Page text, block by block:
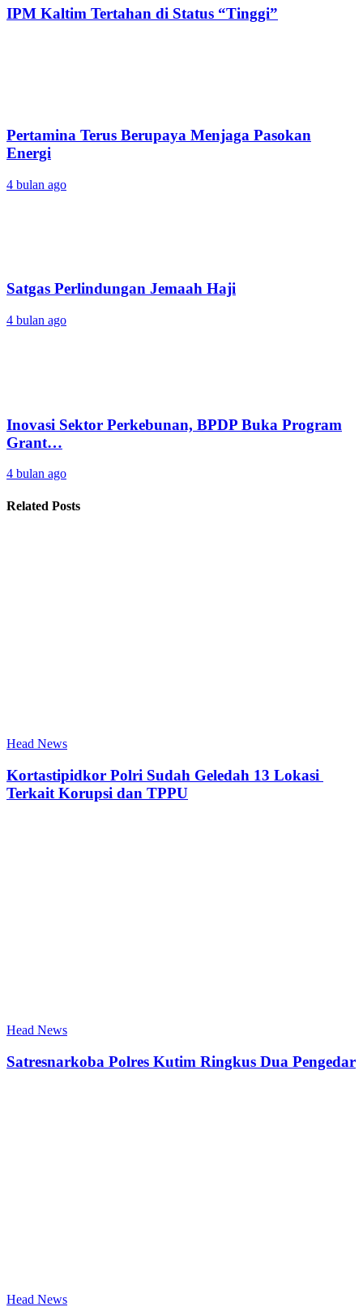
IPM Kaltim Tertahan di Status “Tinggi”
Pertamina Terus Berupaya Menjaga Pasokan
Energi
4 bulan ago
Satgas Perlindungan Jemaah Haji
4 bulan ago
Inovasi Sektor Perkebunan, BPDP Buka Program
Grant…
4 bulan ago
Related Posts
Head News
Kortastipidkor Polri Sudah Geledah 13 Lokasi
Terkait Korupsi dan TPPU
Head News
Satresnarkoba Polres Kutim Ringkus Dua Pengedar
Head News